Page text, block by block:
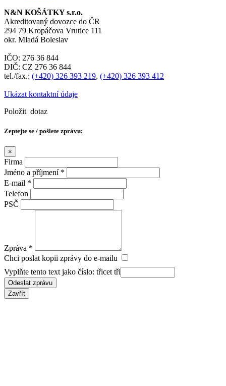
N&N KOŠÁTKY s.r.o.
Akreditovaný dovozce do ČR
294 79 Kropáčova Vrutice 111
okr. Mladá Boleslav
IČO: 276 36 844
DIČ: CZ 276 36 844
tel./fax.: (+420) 326 393 219, (+420) 326 393 412
Ukázat kontaktní údaje
Položit dotaz
Zeptejte se / pošlete zprávu:
×
Firma
Jméno a příjmení *
E-mail *
Telefon
PSČ
Zpráva *
Chci poslat kopii zprávy do e-mailu
Vyplňte tento text jako číslo: třicet tři
Odeslat zprávu
Zavřít